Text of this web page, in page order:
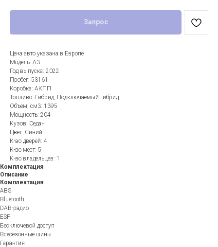
Запрос
Цена авто указана в Европе
Модель: A3
Год выпуска: 2022
Пробег: 53161
Коробка: АКПП
Топливо: Гибрид, Подключаемый гибрид
Объем, см3: 1395
Мощность: 204
Кузов: Седан
Цвет: Синий
К-во дверей: 4
К-во мест: 5
К-во владельцев: 1
Комплектация
Описание
Комплектация
ABS
Bluetooth
DAB-радио
ESP
Бесключевой доступ
Всесезонные шины
Гарантия